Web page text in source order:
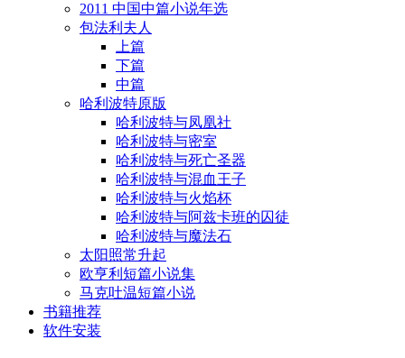
2011 中国中篇小说年选
包法利夫人
上篇
下篇
中篇
哈利波特原版
哈利波特与凤凰社
哈利波特与密室
哈利波特与死亡圣器
哈利波特与混血王子
哈利波特与火焰杯
哈利波特与阿兹卡班的囚徒
哈利波特与魔法石
太阳照常升起
欧亨利短篇小说集
马克吐温短篇小说
书籍推荐
软件安装